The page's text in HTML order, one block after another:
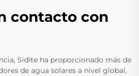
contacto con
Sidite ha proporcionado más de
de agua solares a nivel global,